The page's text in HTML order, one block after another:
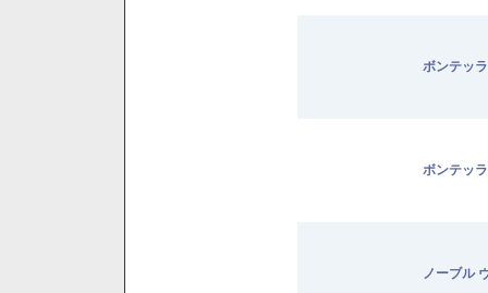
ボンテッ
ボンテッ
ノーブル